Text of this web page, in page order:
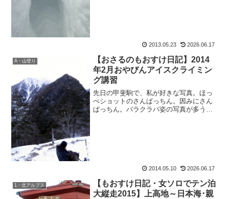
2013.05.23 2026.06.17
A・山登り
【おさるのもおすけ日記】2014
年2月おやびんアイスクライミン
グ講習
先日の甲斐駒で、私が好きな写真。ほっ
ぺショットのさんぱっちん。因みにさん
ぱっちん。バラクラバ姿の写真が多うご
2014.05.10 2026.06.17
1・北アルプス
【もおすけ日記・女ソロでテン泊
大縦走2015】上高地～日本海･親